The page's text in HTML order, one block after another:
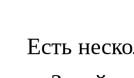
Есть